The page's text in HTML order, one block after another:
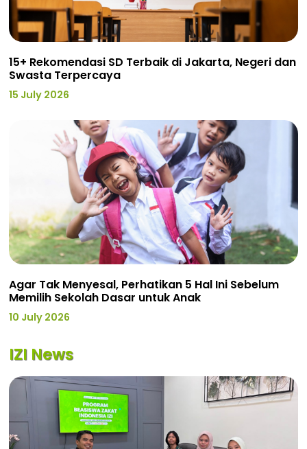
15+ Rekomendasi SD Terbaik di Jakarta, Negeri dan
Swasta Terpercaya
15 July 2026
Agar Tak Menyesal, Perhatikan 5 Hal Ini Sebelum
Memilih Sekolah Dasar untuk Anak
10 July 2026
IZI News